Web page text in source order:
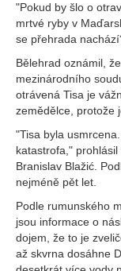
"Pokud by šlo o
mrtvé ryby v
se přehrada
Bělehrad oznámil,
mezinárodního
otrávená Tisa je
zemědělce, protože
"Tisa byla
katastrofa,"
Branislav Blažić.
nejméně pět let.
Podle rumunského
jsou informace o
dojem, že to je
až skvrna dosáhne